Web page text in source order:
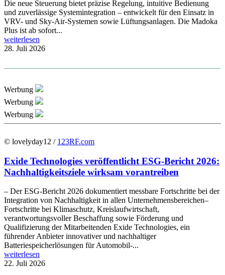
Die neue Steuerung bietet präzise Regelung, intuitive Bedienung
und zuverlässige Systemintegration – entwickelt für den Einsatz in
VRV- und Sky-Air-Systemen sowie Lüftungsanlagen. Die Madoka
Plus ist ab sofort...
weiterlesen
28. Juli 2026
Werbung
Werbung
Werbung
© lovelyday12 / 123RF.com
Exide Technologies veröffentlicht ESG-Bericht 2026:
Nachhaltigkeitsziele wirksam vorantreiben
– Der ESG-Bericht 2026 dokumentiert messbare Fortschritte bei der
Integration von Nachhaltigkeit in allen Unternehmensbereichen–
Fortschritte bei Klimaschutz, Kreislaufwirtschaft,
verantwortungsvoller Beschaffung sowie Förderung und
Qualifizierung der Mitarbeitenden Exide Technologies, ein
führender Anbieter innovativer und nachhaltiger
Batteriespeicherlösungen für Automobil-...
weiterlesen
22. Juli 2026